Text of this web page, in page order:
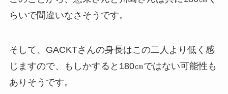
らいで間違いなさそうです。
そして、GACKTさんの身長はこの二人より低く感
じますので、もしかすると180㎝ではない可能性も
ありそうです。